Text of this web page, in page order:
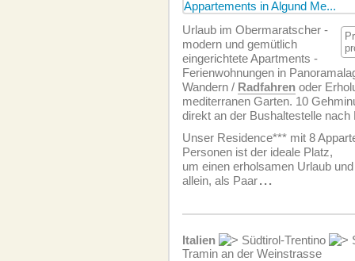
Urlaub im Obermaratscher -
modern und gemütlich
eingerichtete Apartments -
Ferien­wohnungen in
Wandern / Radfahren oder
mediterranen Garten. 10
direkt an der Bushaltestelle nach
Unser Residence*** mit 8
Personen ist der ideale Platz,
um einen erholsamen Urlaub
allein, als Paar...
Italien Südtirol-Trentino
Tramin an der Weinstrasse